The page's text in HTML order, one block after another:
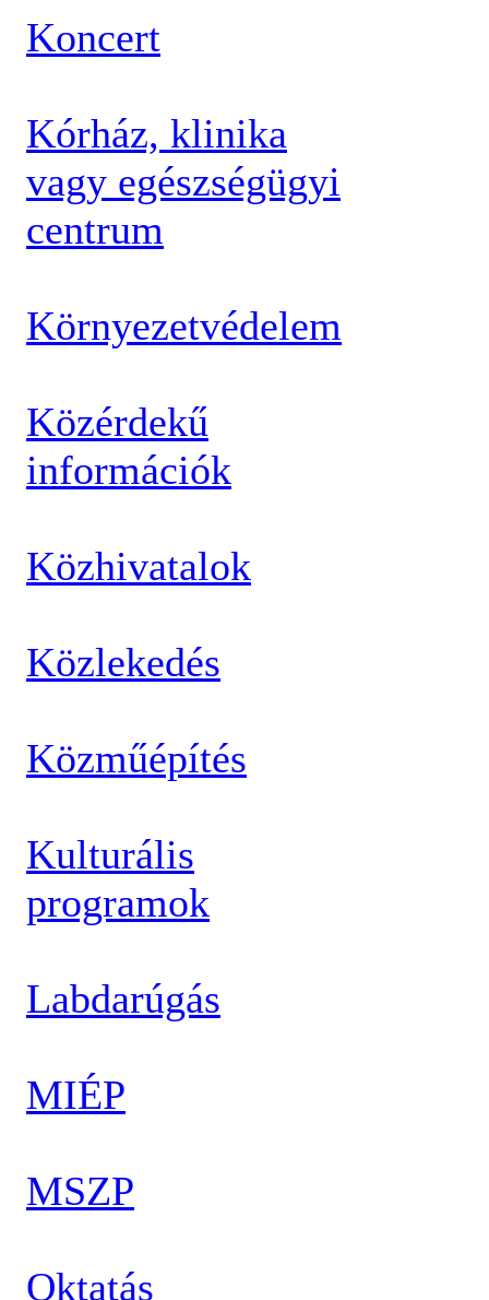
Koncert
Kórház, klinika
vagy egészségügyi
centrum
Környezetvédelem
Közérdekű
információk
Közhivatalok
Közlekedés
Közműépítés
Kulturális
programok
Labdarúgás
MIÉP
MSZP
Oktatás